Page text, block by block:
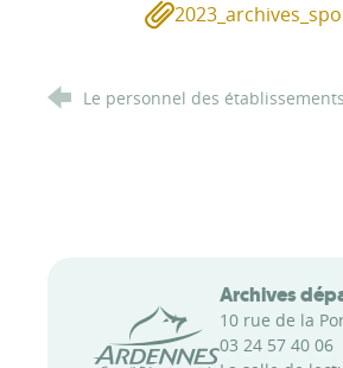
Le personnel des
ConseilArchives
10 rue de la
03 24 57 40 06